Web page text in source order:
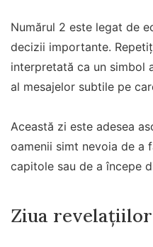
Numărul 2 este legat de
decizii importante.
interpretată ca un simbol
al mesajelor subtile pe
Această zi este adesea
oamenii simt nevoia de a
capitole sau de a începe
Ziua